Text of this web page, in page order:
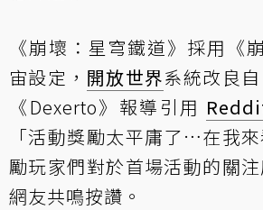
《崩壞：星穹鐵道》採用《
宙設定， 開放世界系統改良
《Dexerto》報導引用
「活動獎勵太平庸了…在我
勵玩家們對於首場活動的關
網友共鳴按讚。